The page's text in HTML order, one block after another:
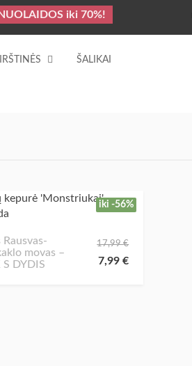
NUOLAIDOS iki 70%!
ŠALIKAI
iki -56%
Rausvas-
movas –
S DYDIS
17,99€
7,99€